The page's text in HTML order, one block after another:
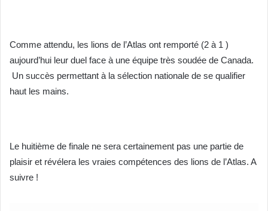
Comme attendu, les lions de l’Atlas ont remporté (2 à 1 )
aujourd’hui leur duel face à une équipe très soudée de Canada.
Un succès permettant à la sélection nationale de se qualifier
haut les mains.
Le huitième de finale ne sera certainement pas une partie de
plaisir et révélera les vraies compétences des lions de l’Atlas. A
suivre !